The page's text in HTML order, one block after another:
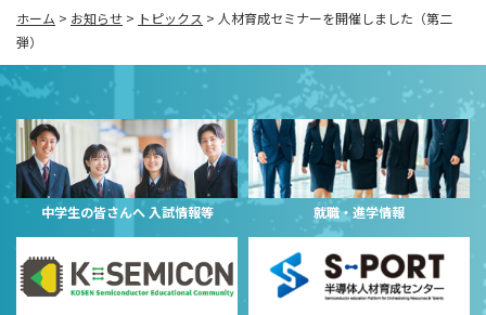
ホーム > お知らせ > トピックス > 人材育成セミナーを開催しました（第二
弾）
中学生の皆さんへ 入試情報等 就職・進学情報